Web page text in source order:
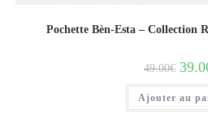
Pochette Bèn-Esta – Collection
49.00€
Ajouter au